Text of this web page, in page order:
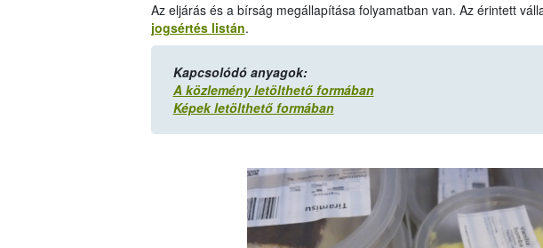
Az eljárás és a bírság megállapítása folyamatban van. Az érintett
jogsértés listán.
Kapcsolódó anyagok:
A közlemény letölthető formában
Képek letölthető formában